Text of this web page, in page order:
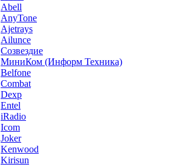
Abell
AnyTone
Ajetrays
Ailunce
Созвездие
МиниКом (Информ Техника)
Belfone
Combat
Dexp
Entel
iRadio
Icom
Joker
Kenwood
Kirisun